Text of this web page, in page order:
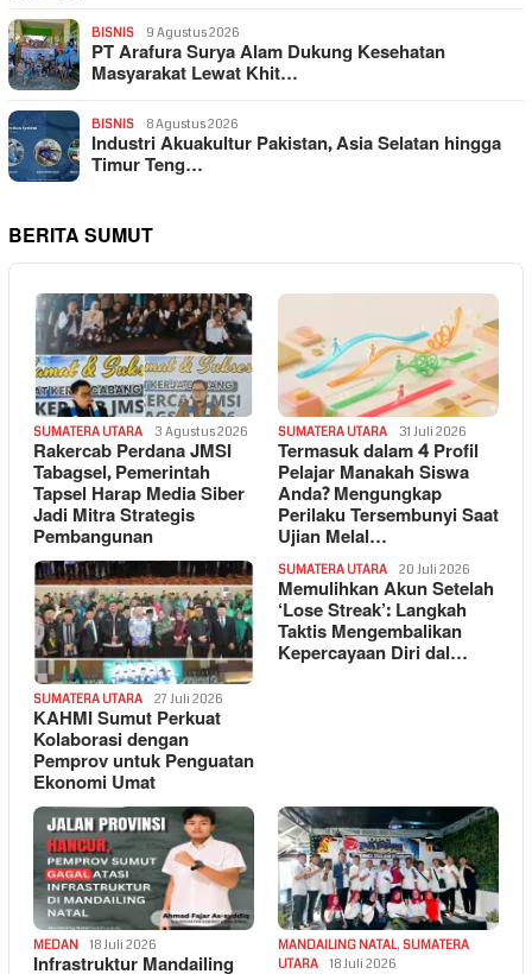
BISNIS 9 Agustus 2026
PT Arafura Surya Alam Dukung Kesehatan
Masyarakat Lewat Khit…
BISNIS 8 Agustus 2026
Industri Akuakultur Pakistan, Asia Selatan hingga
Timur Teng…
BERITA SUMUT
SUMATERA UTARA 3 Agustus 2026
Rakercab Perdana JMSI
Tabagsel, Pemerintah
Tapsel Harap Media Siber
Jadi Mitra Strategis
Pembangunan
SUMATERA UTARA 31 Juli 2026
Termasuk dalam 4 Profil
Pelajar Manakah Siswa
Anda? Mengungkap
Perilaku Tersembunyi Saat
Ujian Melal…
SUMATERA UTARA 27 Juli 2026
KAHMI Sumut Perkuat
Kolaborasi dengan
Pemprov untuk Penguatan
Ekonomi Umat
SUMATERA UTARA 20 Juli 2026
Memulihkan Akun Setelah
‘Lose Streak’: Langkah
Taktis Mengembalikan
Kepercayaan Diri dal…
MEDAN 18 Juli 2026
Infrastruktur Mandailing
MANDAILING NATAL, SUMATERA
UTARA
18 Juli 2026